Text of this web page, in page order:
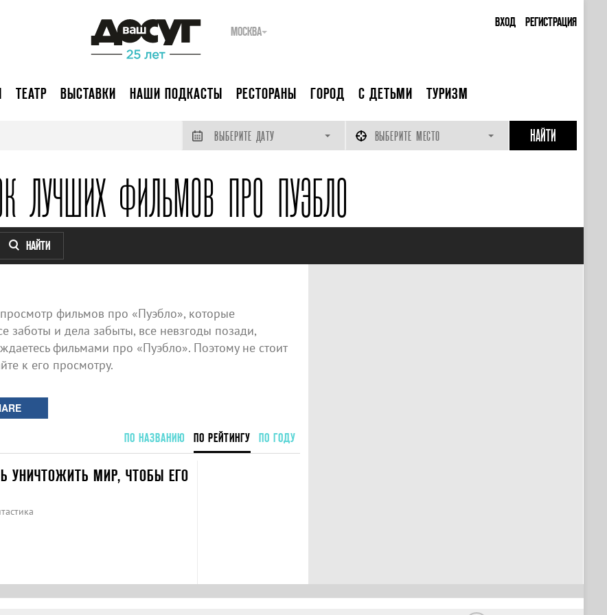
ВХОД РЕГИСТРАЦИЯ
МОСКВА
ТЕАТР ВЫСТАВКИ НАШИ ПОДКАСТЫ РЕСТОРАНЫ ГОРОД С ДЕТЬМИ ТУРИЗМ
ВЫБЕРИТЕ ДАТУ ВЫБЕРИТЕ МЕСТО
ЛУЧШИХ ФИЛЬМОВ ПРО ПУЭБЛО
НАЙТИ
фильмов про «Пуэбло», которые
заботы и дела забыты, все невзгоды позади,
фильмами про «Пуэбло». Поэтому не стоит
к его просмотру.
ПО НАЗВАНИЮ ПО РЕЙТИНГУ ПО ГОДУ
УНИЧТОЖИТЬ МИР, ЧТОБЫ ЕГО